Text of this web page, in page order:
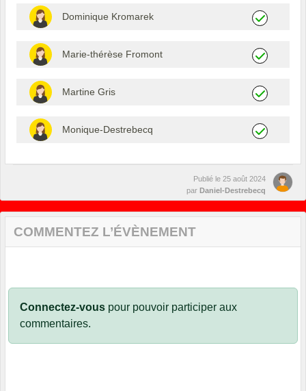
Dominique Kromarek
Marie-thérèse Fromont
Martine Gris
Monique-Destrebecq
Publié le 25 août 2024
par Daniel-Destrebecq
COMMENTEZ L’ÉVÈNEMENT
Connectez-vous pour pouvoir participer aux
commentaires.